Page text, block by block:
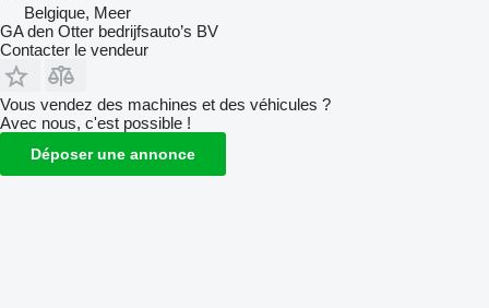
Belgique, Meer
GA den Otter bedrijfsauto’s BV
Contacter le vendeur
Vous vendez des machines et des véhicules ?
Avec nous, c'est possible !
Déposer une annonce